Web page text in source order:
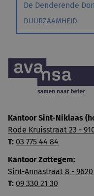
De Denderende
DUURZAAMHEID
Kantoor Sint-Niklaas
Rode Kruisstraat 23 -
T: 03 775 44 84
Kantoor Zottegem:
Sint-Annastraat 8 -
T: 09 330 21 30